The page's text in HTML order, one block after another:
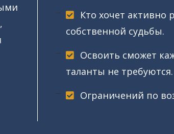
Кто хочет активно
собственной судьбы.
Освоить сможет
таланты не требуются.
Ограничений по